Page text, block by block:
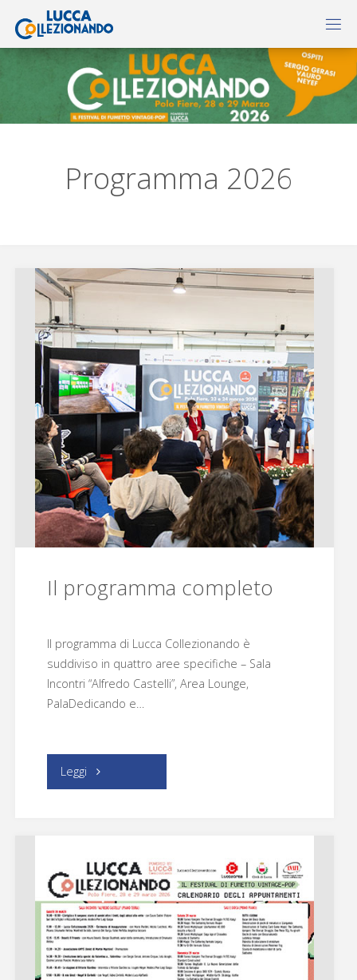
Programma 2026
Il programma completo
Il programma di Lucca Collezionando è
suddiviso in quattro aree specifiche – Sala
Incontri “Alfredo Castelli”, Area Lounge,
PalaDedicando e…
Leggi